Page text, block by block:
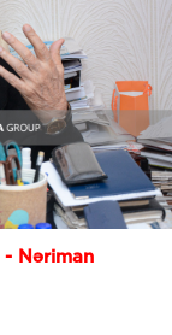
- Nəriman